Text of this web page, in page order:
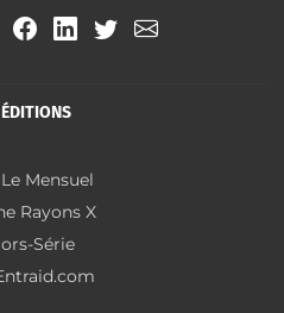
Mensuel
Rayons X
Série